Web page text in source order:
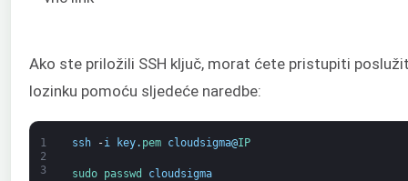
Ako ste priložili SSH ključ, morat ćete pristupiti
lozinku pomoću sljedeće naredbe:
1
2
3
ssh -i key. pem cloudsigma@IP
sudo passwd cloudsigma